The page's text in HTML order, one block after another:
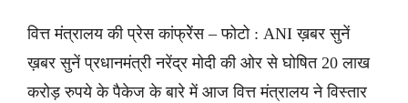
वित्त मंत्रालय की प्रेस कांफ्रेेंस – फोटो : ANI ख़बर सुनें
ख़बर सुनें प्रधानमंत्री नरेंद्र मोदी की ओर से घोषित 20 लाख
करोड़ रुपये के पैकेज के बारे में आज वित्त मंत्रालय ने विस्तार